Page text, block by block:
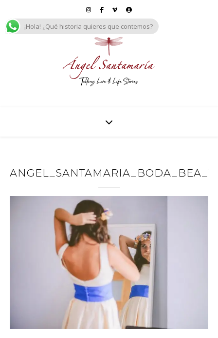
¡Hola! ¿Qué historia quieres que contemos?